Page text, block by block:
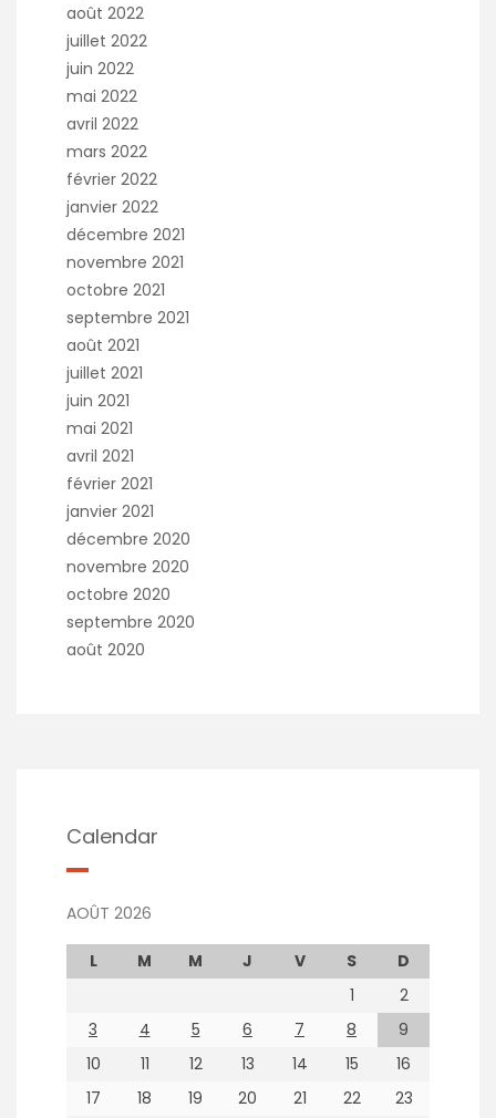
août 2022
juillet 2022
juin 2022
mai 2022
avril 2022
mars 2022
février 2022
janvier 2022
décembre 2021
novembre 2021
octobre 2021
septembre 2021
août 2021
juillet 2021
juin 2021
mai 2021
avril 2021
février 2021
janvier 2021
décembre 2020
novembre 2020
octobre 2020
septembre 2020
août 2020
Calendar
AOÛT 2026
L M M J V S
D
1
2
3
4 5 6 7 8
9
10
11 12 13 14 15
16
17
18 19 20 21 22
23